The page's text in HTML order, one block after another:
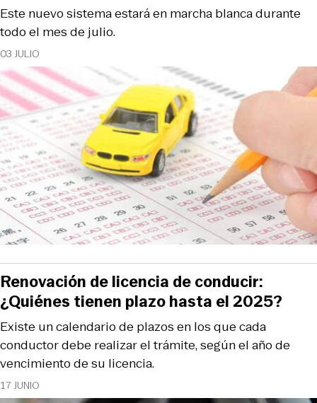
03 JULIO
Este nuevo sistema estará en marcha blanca durante
todo el mes de julio.
17 JUNIO
Existe un calendario de plazos en los que cada
conductor debe realizar el trámite, según el año de
vencimiento de su licencia.
Renovación de licencia de conducir:
¿Quiénes tienen plazo hasta el 2025?